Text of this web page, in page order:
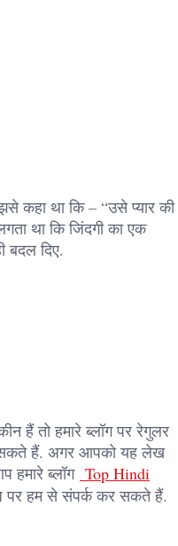
कहा था कि – “उसे प्यार की
था कि जिंदगी का एक
बदल दिए.
हैं तो हमारे ब्लॉग पर रेगुलर
सकते हैं. अगर आपको यह लेख
हमारे ब्लॉग Top Hindi
पर हम से संपर्क कर सकते हैं.